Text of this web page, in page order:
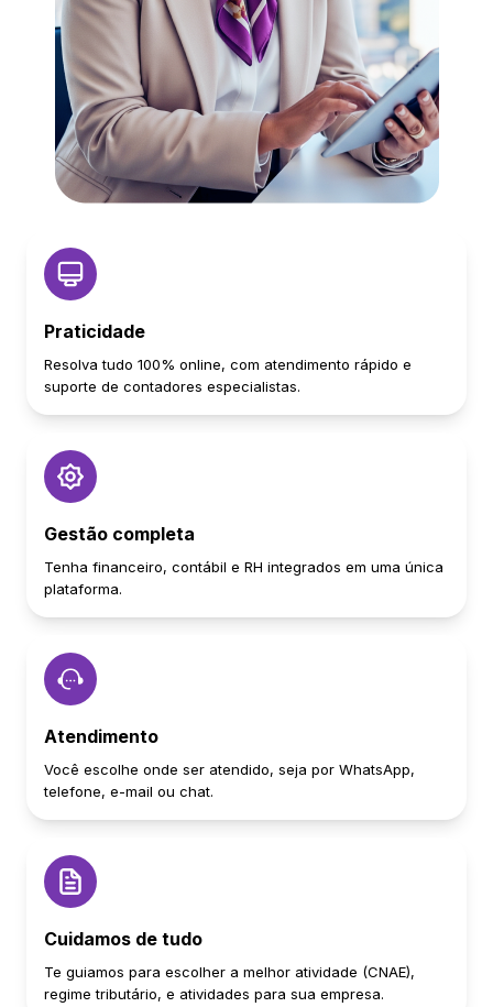
Praticidade
Resolva tudo 100% online, com atendimento rápido e
suporte de contadores especialistas.
Gestão completa
Tenha financeiro, contábil e RH integrados em uma única
plataforma.
Atendimento
Você escolhe onde ser atendido, seja por WhatsApp,
telefone, e-mail ou chat.
Cuidamos de tudo
Te guiamos para escolher a melhor atividade (CNAE),
regime tributário, e atividades para sua empresa.